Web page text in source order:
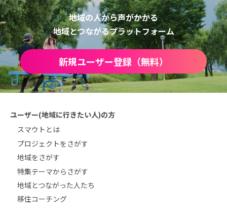
地域の人から声がかかる
地域とつながるプラットフォーム
新規ユーザー登録（無料）
ユーザー(地域に行きたい人)の方
スマウトとは
プロジェクトをさがす
地域をさがす
特集テーマからさがす
地域とつながった人たち
移住コーチング